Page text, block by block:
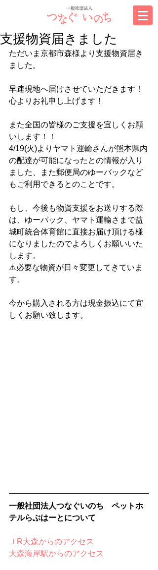
支援物資届きました
ただいま京都市森様より支援物資届き
ました。
早速現地へ届けさせていただきます！
心よりお礼申し上げます！
また全国の皆様のご支援を宜しくお願
いします！！
4/19(火)よりヤマト運輸さんが熊本県内
の配達が可能になったとの情報が入り
ました、また郵便局のゆーバックなど
もご利用できるとのことです。
もし、今後も物資支援をお送りする際
は、ゆーパック、ヤマト運輸さまで益
城町統合体育館に直接お届け頂ける様
になりましたのでよろしくお願いいた
します。
⚠️必要な物資が日々変更してきていま
す。
今から購入される方は現金振込にて宜
しくお願い致します。
一般社団法人つなぐいのち　ペットホ
テルらぶはーとについて
ＪR大森からのアクセス
大森海岸駅からのアクセス